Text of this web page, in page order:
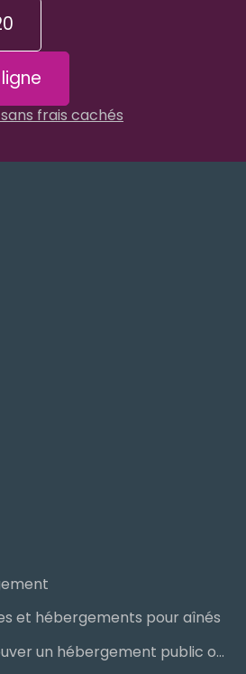
frais cachés
et hébergements pour aînés
Les étapes pour trouver un hébergement public ou privé